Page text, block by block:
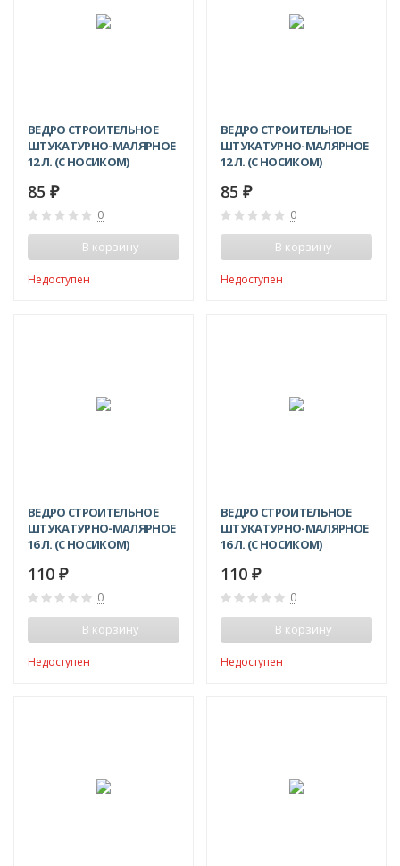
ВЕДРО СТРОИТЕЛЬНОЕ
ШТУКАТУРНО-МАЛЯРНОЕ
12 Л. (С НОСИКОМ)
85 ₽
0
В корзину
Недоступен
ВЕДРО СТРОИТЕЛЬНОЕ
ШТУКАТУРНО-МАЛЯРНОЕ
12 Л. (С НОСИКОМ)
85 ₽
0
В корзину
Недоступен
ВЕДРО СТРОИТЕЛЬНОЕ
ШТУКАТУРНО-МАЛЯРНОЕ
16 Л. (С НОСИКОМ)
110 ₽
0
В корзину
Недоступен
ВЕДРО СТРОИТЕЛЬНОЕ
ШТУКАТУРНО-МАЛЯРНОЕ
16 Л. (С НОСИКОМ)
110 ₽
0
В корзину
Недоступен